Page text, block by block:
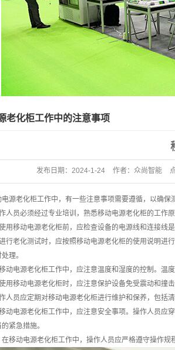
非标定制老化测试系列
仪器仪表系列
负载模组、板卡产品系列
老化柜工作中的注意事项
发布日期： 2024-1-24 作者： 众尚智能
源老化柜工作中，有一些注意事项需要遵循，以确保
人员必须经过专业培训，熟悉移动电源老化柜的工作
用移动电源老化柜前，应检查设备的电源线和连接线
行老化测试时，应按照移动电源老化柜的使用说明进
理。
动电源老化柜工作中，应注意温度和湿度的控制。温
用移动电源老化柜时，应注意保护设备免受震动和撞
人员应定期对移动电源老化柜进行维护和保养，包括
动电源老化柜工作中，应注意安全事项。操作人员应
紧急措施。
移动电源老化柜工作中，操作人员应严格遵守操作规